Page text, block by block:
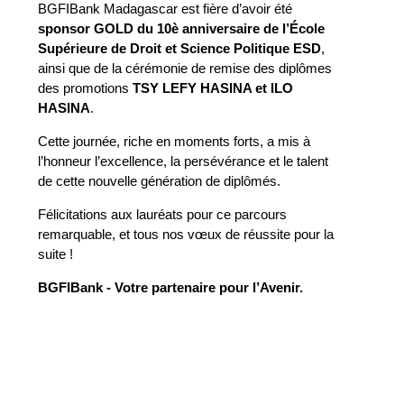
BGFIBank Madagascar est fière d’avoir été
sponsor GOLD du 10è anniversaire de l’École
Supérieure de Droit et Science Politique ESD,
ainsi que de la cérémonie de remise des diplômes
des promotions TSY LEFY HASINA et ILO
HASINA.
Cette journée, riche en moments forts, a mis à
l’honneur l’excellence, la persévérance et le talent
de cette nouvelle génération de diplômés.
Félicitations aux lauréats pour ce parcours
remarquable, et tous nos vœux de réussite pour la
suite !
BGFIBank - Votre partenaire pour l’Avenir.